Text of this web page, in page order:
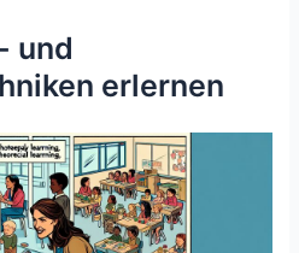
und
erlernen